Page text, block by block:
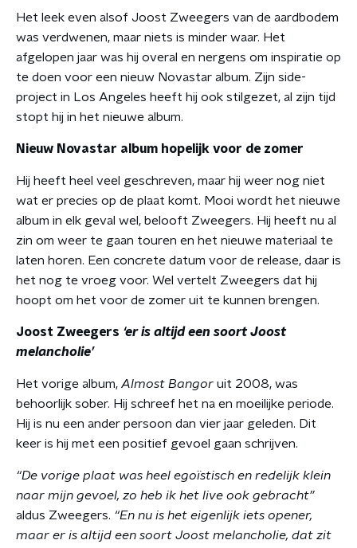
Het leek even alsof Joost Zweegers van de aardbodem
was verdwenen, maar niets is minder waar. Het
afgelopen jaar was hij overal en nergens om inspiratie op
te doen voor een nieuw Novastar album. Zijn side-
project in Los Angeles heeft hij ook stilgezet, al zijn tijd
stopt hij in het nieuwe album.
Nieuw Novastar album hopelijk voor de zomer
Hij heeft heel veel geschreven, maar hij weer nog niet
wat er precies op de plaat komt. Mooi wordt het nieuwe
album in elk geval wel, belooft Zweegers. Hij heeft nu al
zin om weer te gaan touren en het nieuwe materiaal te
laten horen. Een concrete datum voor de release, daar is
het nog te vroeg voor. Wel vertelt Zweegers dat hij
hoopt om het voor de zomer uit te kunnen brengen.
Joost Zweegers ‘er is altijd een soort Joost
melancholie’
Het vorige album, Almost Bangor uit 2008, was
behoorlijk sober. Hij schreef het na en moeilijke periode.
Hij is nu een ander persoon dan vier jaar geleden. Dit
keer is hij met een positief gevoel gaan schrijven.
“De vorige plaat was heel egoïstisch en redelijk klein
naar mijn gevoel, zo heb ik het live ook gebracht”
aldus Zweegers. “En nu is het eigenlijk iets opener,
maar er is altijd een soort Joost melancholie, dat zit